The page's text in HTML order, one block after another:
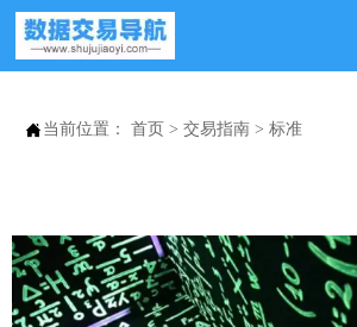
 当前位置： 首页 > 交易指南 > 标准